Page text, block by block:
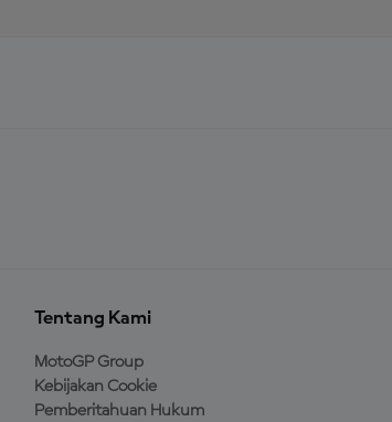
Tentang Kami
MotoGP Group
Kebijakan Cookie
Pemberitahuan Hukum